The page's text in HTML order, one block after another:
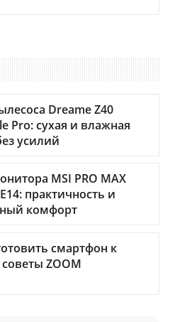
Dreame Z40
Pro: сухая и влажная
усилий
MSI PRO MAX
практичность и
комфорт
смартфон к
ZOOM